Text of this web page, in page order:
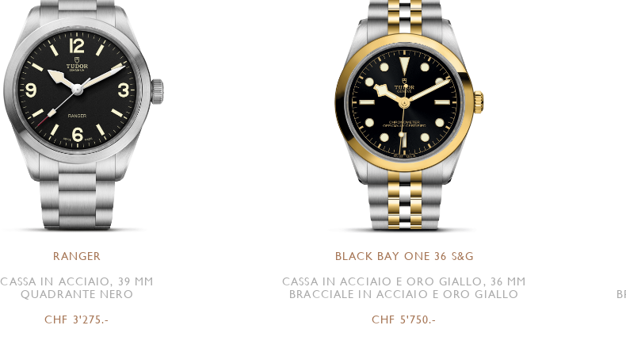
RANGER
CASSA IN ACCIAIO, 39 MM
QUADRANTE NERO
CHF 3'275.-
BLACK BAY ONE 36 S&G
CASSA IN ACCIAIO E ORO GIALLO, 36 MM
BRACCIALE IN ACCIAIO E ORO GIALLO
CHF 5'750.-